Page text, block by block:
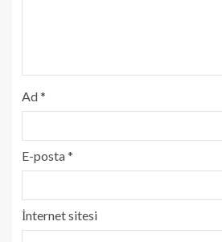
Ad*
E-posta*
İnternet sitesi